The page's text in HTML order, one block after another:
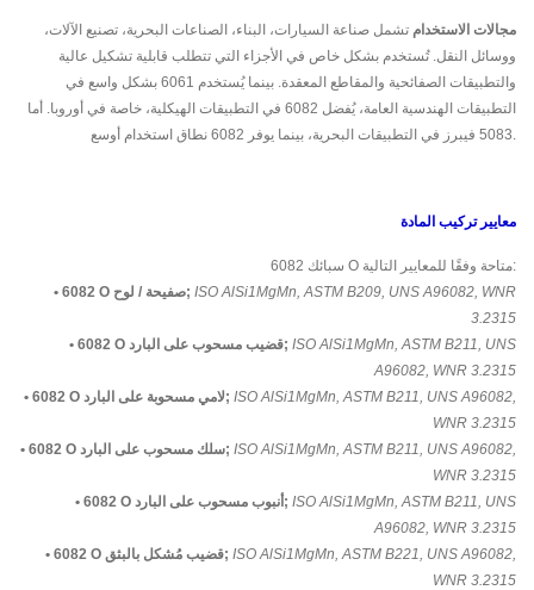
مجالات الاستخدام تشمل صناعة السيارات، البناء، الصناعات البحرية، تصنيع الآلات،
ووسائل النقل. تُستخدم بشكل خاص في الأجزاء التي تتطلب قابلية تشكيل عالية
والتطبيقات الصفائحية والمقاطع المعقدة. بينما يُستخدم 6061 بشكل واسع في
التطبيقات الهندسية العامة، يُفضل 6082 في التطبيقات الهيكلية، خاصة في أوروبا. أما
5083 فيبرز في التطبيقات البحرية، بينما يوفر 6082 نطاق استخدام أوسع.
معايير تركيب المادة
سبائك 6082 O متاحة وفقًا للمعايير التالية:
• 6082 O صفيحة / لوح; ISO AlSi1MgMn, ASTM B209, UNS A96082, WNR
3.2315
• 6082 O قضيب مسحوب على البارد; ISO AlSi1MgMn, ASTM B211, UNS
A96082, WNR 3.2315
• 6082 O لامي مسحوبة على البارد; ISO AlSi1MgMn, ASTM B211, UNS A96082,
WNR 3.2315
• 6082 O سلك مسحوب على البارد; ISO AlSi1MgMn, ASTM B211, UNS A96082,
WNR 3.2315
• 6082 O أنبوب مسحوب على البارد; ISO AlSi1MgMn, ASTM B211, UNS
A96082, WNR 3.2315
• 6082 O قضيب مُشكل بالبثق; ISO AlSi1MgMn, ASTM B221, UNS A96082,
WNR 3.2315